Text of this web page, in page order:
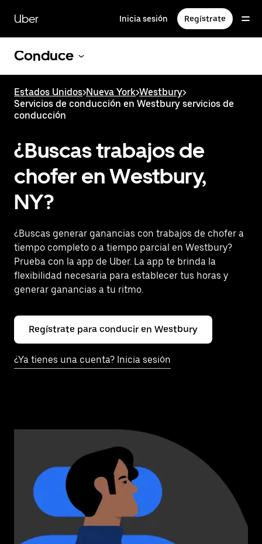
contenido
principal
Uber Inicia sesión Regístrate
Conduce
Estados Unidos>Nueva York>Westbury>
Servicios de conducción en Westbury servicios de
conducción
¿Buscas trabajos de
chofer en Westbury,
NY?
¿Buscas generar ganancias con trabajos de chofer a
tiempo completo o a tiempo parcial en Westbury?
Prueba con la app de Uber. La app te brinda la
flexibilidad necesaria para establecer tus horas y
generar ganancias a tu ritmo.
Regístrate para conducir en Westbury
¿Ya tienes una cuenta? Inicia sesión